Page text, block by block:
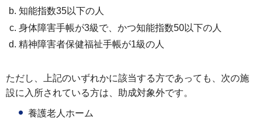
知能指数35以下の人
身体障害手帳が3級で、かつ知能指数50以下の人
精神障害者保健福祉手帳が1級の人
ただし、上記のいずれかに該当する方であっても、次の施
設に入所されている方は、助成対象外です。
養護老人ホーム